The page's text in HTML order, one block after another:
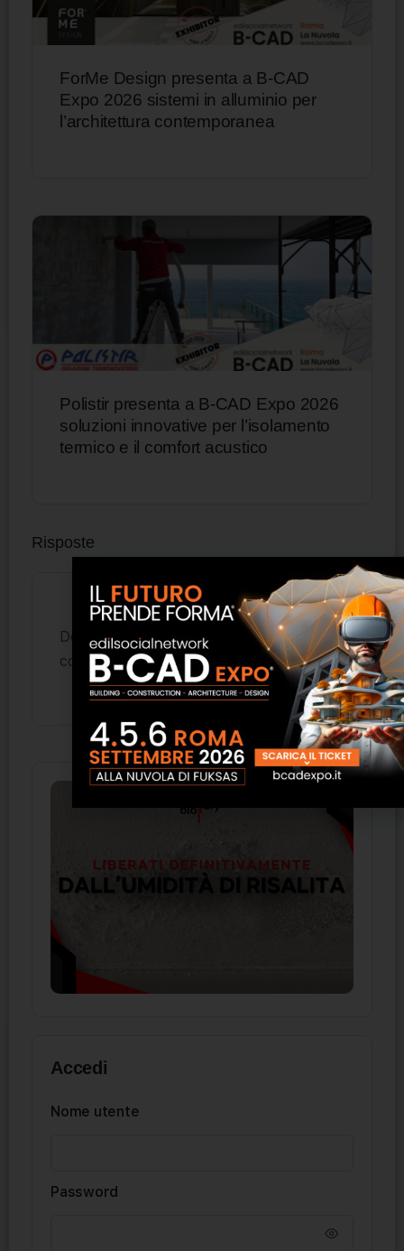
ForMe Design presenta a B-CAD
Expo 2026 sistemi in alluminio per
l’architettura contemporanea
Polistir presenta a B-CAD Expo 2026
soluzioni innovative per l’isolamento
termico e il comfort acustico
Risposte
Devi essereconnessoper inviare un
commento.
Accedi
Nome utente
Password